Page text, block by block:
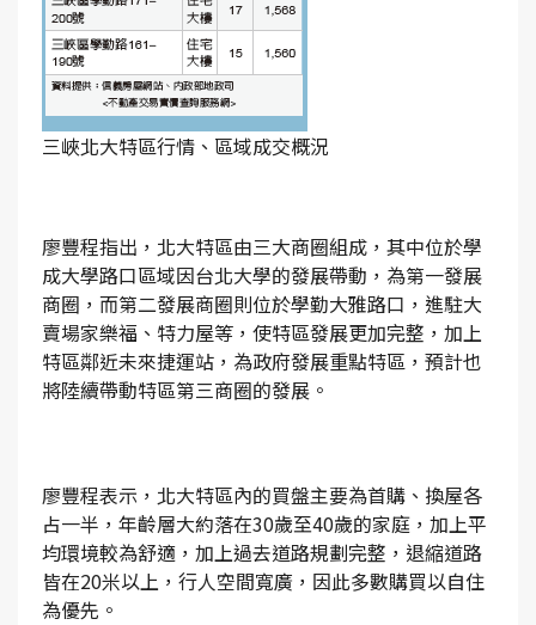
三峽北大特區行情、區域成交概況
廖豐程指出，北大特區由三大商圈組成，其中位於學
成大學路口區域因台北大學的發展帶動，為第一發展
商圈，而第二發展商圈則位於學勤大雅路口，進駐大
賣場家樂福、特力屋等，使特區發展更加完整，加上
特區鄰近未來捷運站，為政府發展重點特區，預計也
將陸續帶動特區第三商圈的發展。
廖豐程表示，北大特區內的買盤主要為首購、換屋各
占一半，年齡層大約落在30歲至40歲的家庭，加上平
均環境較為舒適，加上過去道路規劃完整，退縮道路
皆在20米以上，行人空間寬廣，因此多數購買以自住
為優先。